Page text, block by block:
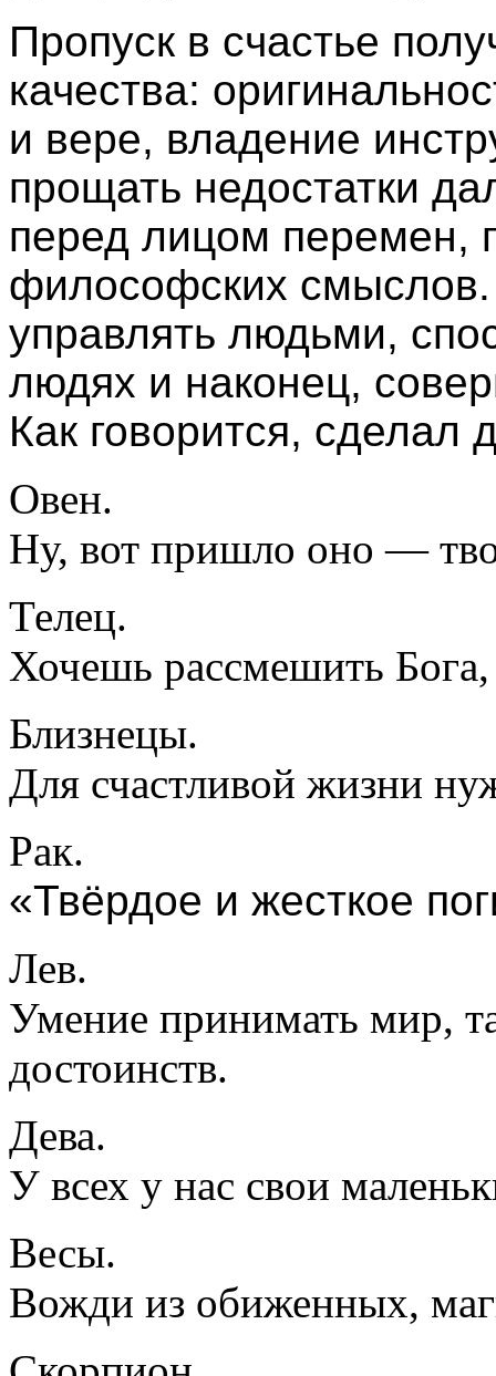
Пропуск в счастье
качества:
и вере, владение
прощать недостатки
перед лицом перемен,
философских смыслов.
управлять людьми,
людях и наконец,
Как говорится, сделал
Овен.
Ну, вот пришло оно —
Телец.
Хочешь рассмешить
Близнецы.
Для счастливой жизни
Рак.
«Твёрдое и жесткое
Лев.
Умение принимать мир,
достоинств.
Дева.
У всех у нас свои
Весы.
Вожди из обиженных,